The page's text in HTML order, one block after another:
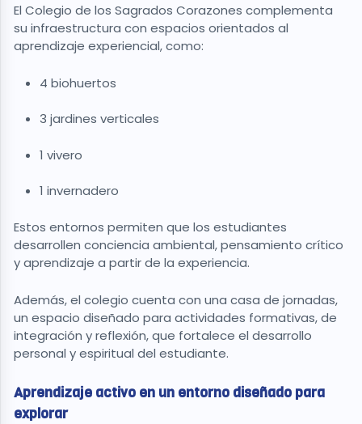
El Colegio de los Sagrados Corazones complementa
su infraestructura con espacios orientados al
aprendizaje experiencial, como:
4 biohuertos
3 jardines verticales
1 vivero
1 invernadero
Estos entornos permiten que los estudiantes
desarrollen conciencia ambiental, pensamiento crítico
y aprendizaje a partir de la experiencia.
Además, el colegio cuenta con una casa de jornadas,
un espacio diseñado para actividades formativas, de
integración y reflexión, que fortalece el desarrollo
personal y espiritual del estudiante.
Aprendizaje activo en un entorno diseñado para
explorar